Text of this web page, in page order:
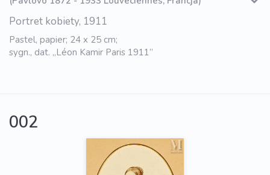
Portret kobiety, 1911
Pastel, papier; 24 x 25 cm;
sygn., dat. „Léon Kamir Paris 1911”
002